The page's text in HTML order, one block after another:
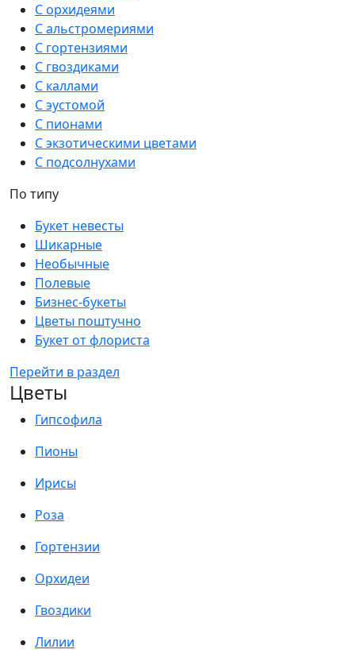
С орхидеями
С альстромериями
С гортензиями
С гвоздиками
С каллами
С эустомой
С пионами
С экзотическими цветами
С подсолнухами
По типу
Букет невесты
Шикарные
Необычные
Полевые
Бизнес-букеты
Цветы поштучно
Букет от флориста
Перейти в раздел
Цветы
Гипсофила
Пионы
Ирисы
Роза
Гортензии
Орхидеи
Гвоздики
Лилии